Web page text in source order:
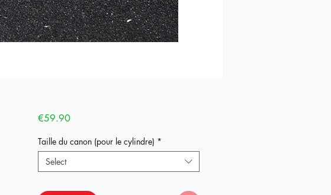
€59.90Price
Taille du canon (pour le cylindre) *
Select